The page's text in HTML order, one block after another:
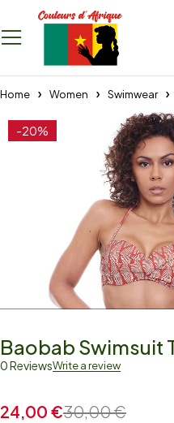
Home Women Swimwear
-20%
Baobab Swimsuit
0 ReviewsWrite a review
30,00€
24,00 €